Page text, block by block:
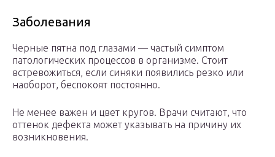
Заболевания
Черные пятна под глазами — частый симптом
патологических процессов в организме. Стоит
встревожиться, если синяки появились резко или
наоборот, беспокоят постоянно.
Не менее важен и цвет кругов. Врачи считают, что
оттенок дефекта может указывать на причину их
возникновения.